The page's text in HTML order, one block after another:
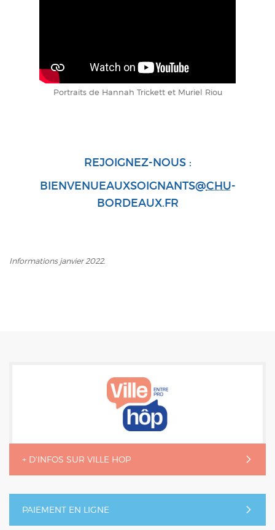
Portraits de Hannah Trickett et Muriel Riou
REJOIGNEZ-NOUS :
BIENVENUEAUXSOIGNANTS@CHU-
BORDEAUX.FR
Informations janvier 2022.
+ D'INFOS SUR VILLE HOP
PAIEMENT EN LIGNE